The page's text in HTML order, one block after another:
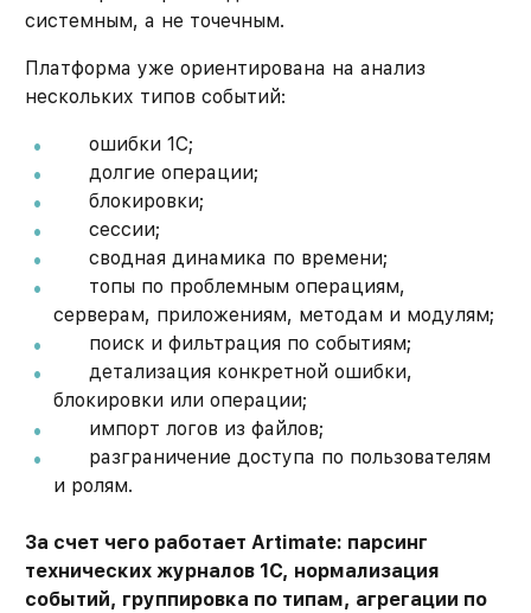
системным, а не точечным.
Платформа уже ориентирована на анализ
нескольких типов событий:
ошибки 1С;
долгие операции;
блокировки;
сессии;
сводная динамика по времени;
топы по проблемным операциям,
серверам, приложениям, методам и модулям;
поиск и фильтрация по событиям;
детализация конкретной ошибки,
блокировки или операции;
импорт логов из файлов;
разграничение доступа по пользователям
и ролям.
За счет чего работает Artimate: парсинг
технических журналов 1С, нормализация
событий, группировка по типам, агрегации по